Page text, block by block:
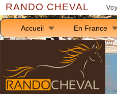
RANDO CHEVAL
Accueil En France